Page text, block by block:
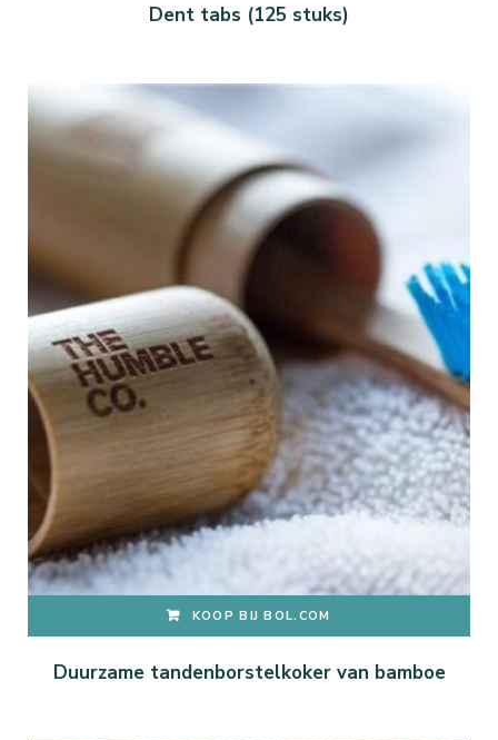
Dent tabs (125 stuks)
KOOP BIJ BOL.COM
Duurzame tandenborstelkoker van bamboe